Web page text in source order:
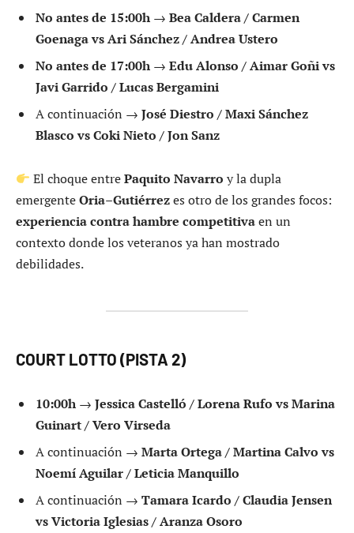
No antes de 15:00h → Bea Caldera / Carmen
Goenaga vs Ari Sánchez / Andrea Ustero
No antes de 17:00h → Edu Alonso / Aimar Goñi vs
Javi Garrido / Lucas Bergamini
A continuación → José Diestro / Maxi Sánchez
Blasco vs Coki Nieto / Jon Sanz
El choque entrePaquito Navarro y la dupla
emergenteOria–Gutiérrezes otro de los grandes focos:
experiencia contra hambre competitivaen un
contexto donde los veteranos ya han mostrado
debilidades.
COURT LOTTO (PISTA 2)
10:00h → Jessica Castelló / Lorena Rufo vs Marina
Guinart / Vero Virseda
A continuación → Marta Ortega / Martina Calvo vs
Noemí Aguilar / Leticia Manquillo
A continuación → Tamara Icardo / Claudia Jensen
vs Victoria Iglesias / Aranza Osoro